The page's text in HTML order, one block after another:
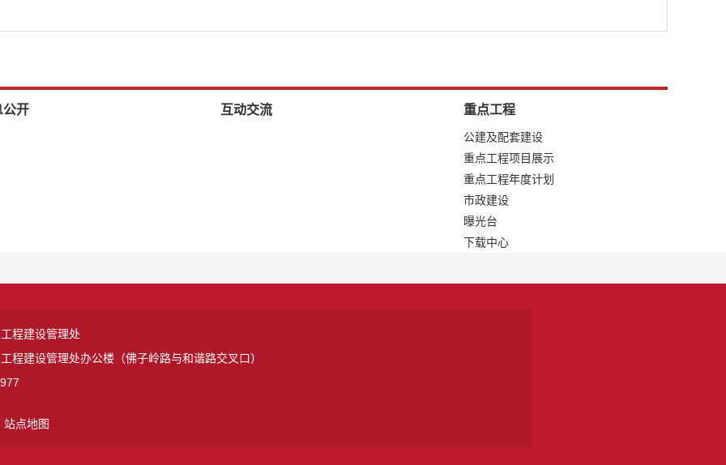
公开 互动交流 重点工程
公建及配套建设
重点工程项目展示
重点工程年度计划
市政建设
曝光台
下载中心
程建设管理处
程建设管理处办公楼（佛子岭路与和谐路交叉口）
站点地图